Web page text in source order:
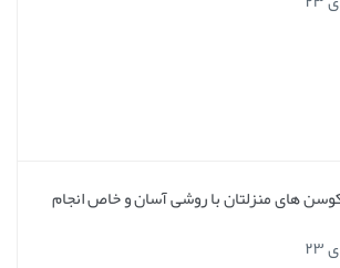
های منزلتان با روشی آسان و خاص انجام